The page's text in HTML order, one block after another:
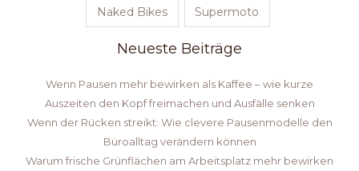
Naked Bikes Supermoto
Neueste Beiträge
Wenn Pausen mehr bewirken als Kaffee – wie kurze
Auszeiten den Kopf freimachen und Ausfälle senken
Wenn der Rücken streikt: Wie clevere Pausenmodelle den
Büroalltag verändern können
Warum frische Grünflächen am Arbeitsplatz mehr bewirken